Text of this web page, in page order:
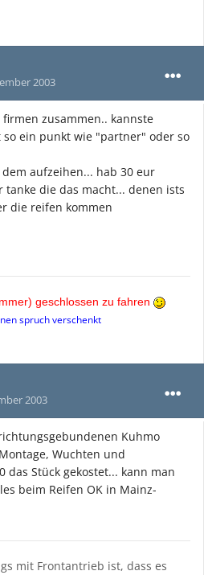
2003
zusammen.. kannste
ein punkt wie "partner" oder so
aufzeihen... hab 30 eur
tanke die das macht... denen ists
die reifen kommen
geschlossen zu fahren
spruch verschenkt
2003
Kuhmo
Wuchten und
das Stück gekostet... kann man
beim Reifen OK in Mainz-
mit Frontantrieb ist, dass es